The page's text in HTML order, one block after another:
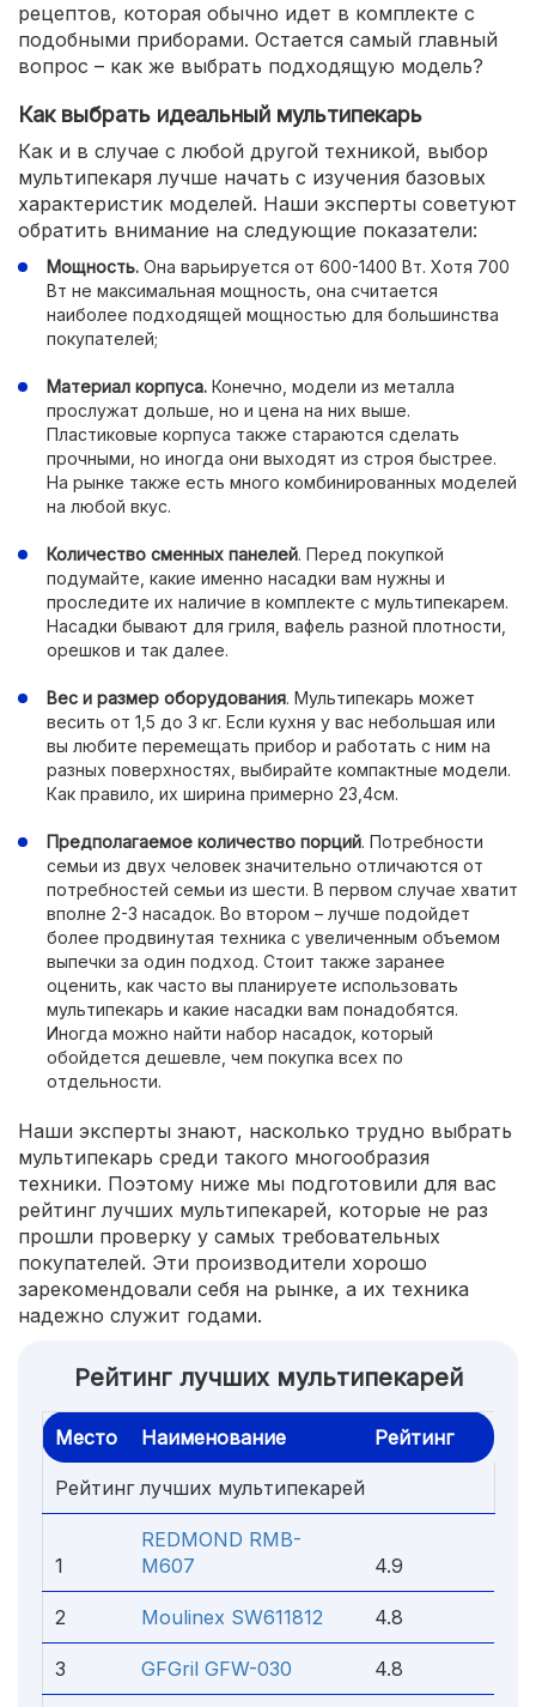
рецептов, которая обычно идет в комплекте с
подобными приборами. Остается самый главный
вопрос – как же выбрать подходящую модель?
Как выбрать идеальный мультипекарь
Как и в случае с любой другой техникой, выбор
мультипекаря лучше начать с изучения базовых
характеристик моделей. Наши эксперты советуют
обратить внимание на следующие показатели:
Мощность. Она варьируется от 600-1400 Вт. Хотя 700
Вт не максимальная мощность, она считается
наиболее подходящей мощностью для большинства
покупателей;
Материал корпуса. Конечно, модели из металла
прослужат дольше, но и цена на них выше.
Пластиковые корпуса также стараются сделать
прочными, но иногда они выходят из строя быстрее.
На рынке также есть много комбинированных моделей
на любой вкус.
Количество сменных панелей. Перед покупкой
подумайте, какие именно насадки вам нужны и
проследите их наличие в комплекте с мультипекарем.
Насадки бывают для гриля, вафель разной плотности,
орешков и так далее.
Вес и размер оборудования. Мультипекарь может
весить от 1,5 до 3 кг. Если кухня у вас небольшая или
вы любите перемещать прибор и работать с ним на
разных поверхностях, выбирайте компактные модели.
Как правило, их ширина примерно 23,4см.
Предполагаемое количество порций. Потребности
семьи из двух человек значительно отличаются от
потребностей семьи из шести. В первом случае хватит
вполне 2-3 насадок. Во втором – лучше подойдет
более продвинутая техника с увеличенным объемом
выпечки за один подход. Стоит также заранее
оценить, как часто вы планируете использовать
мультипекарь и какие насадки вам понадобятся.
Иногда можно найти набор насадок, который
обойдется дешевле, чем покупка всех по
отдельности.
Наши эксперты знают, насколько трудно выбрать
мультипекарь среди такого многообразия
техники. Поэтому ниже мы подготовили для вас
рейтинг лучших мультипекарей, которые не раз
прошли проверку у самых требовательных
покупателей. Эти производители хорошо
зарекомендовали себя на рынке, а их техника
надежно служит годами.
Рейтинг лучших мультипекарей
Место Наименование Рейтинг
Рейтинг лучших мультипекарей
1
REDMOND RMB-
M607
4.9
2 Moulinex SW611812 4.8
3 GFGril GFW-030 4.8